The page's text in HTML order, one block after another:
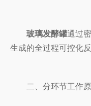
玻璃发酵罐通过
生成的全过程可控化反
二、分环节工作